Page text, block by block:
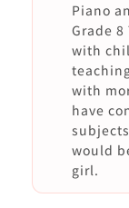
Piano
Grade
with
with
have
would
girl.